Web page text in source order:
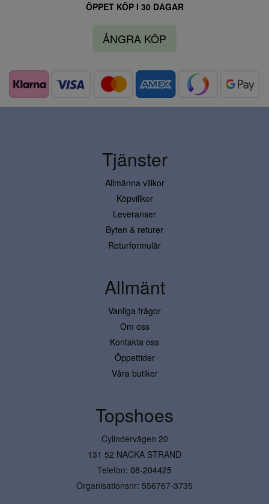
ÖPPET KÖP I 30 DAGAR
ÅNGRA KÖP
Tjänster
Allmänna villkor
Köpvillkor
Leveranser
Byten & returer
Returformulär
Allmänt
Vanliga frågor
Om oss
Kontakta oss
Öppettider
Våra butiker
Topshoes
Cylindervägen 20
131 52 NACKA STRAND
Telefon: 08-204425
Organisationsnr: 556767-3735